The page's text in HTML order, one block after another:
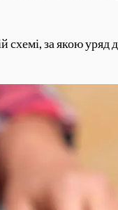
за якою уряд